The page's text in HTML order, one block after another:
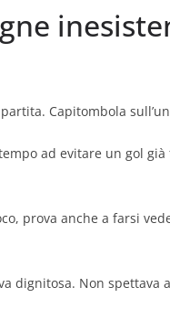
Capitombola
ad evitare un gol
prova anche a farsi
dignitosa. Non spettava